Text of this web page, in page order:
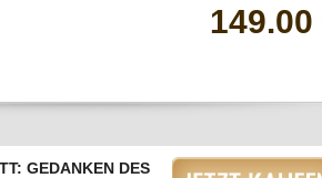
149.00
GEDANKEN DES